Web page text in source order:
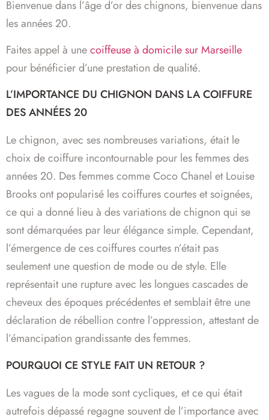
Bienvenue dans l’âge d’or des chignons, bienvenue dans
les années 20.
Faites appel à unecoiffeuse à domicile sur Marseille
pour bénéficier d’une prestation de qualité.
L’IMPORTANCE DU CHIGNON DANS LA COIFFURE
DES ANNÉES 20
Le chignon, avec ses nombreuses variations, était le
choix de coiffure incontournable pour les femmes des
années 20. Des femmes comme Coco Chanel et Louise
Brooks ont popularisé les coiffures courtes et soignées,
ce qui a donné lieu à des variations de chignon qui se
sont démarquées par leur élégance simple. Cependant,
l’émergence de ces coiffures courtes n’était pas
seulement une question de mode ou de style. Elle
représentait une rupture avec les longues cascades de
cheveux des époques précédentes et semblait être une
déclaration de rébellion contre l’oppression, attestant de
l’émancipation grandissante des femmes.
POURQUOI CE STYLE FAIT UN RETOUR ?
Les vagues de la mode sont cycliques, et ce qui était
autrefois dépassé regagne souvent de l’importance avec